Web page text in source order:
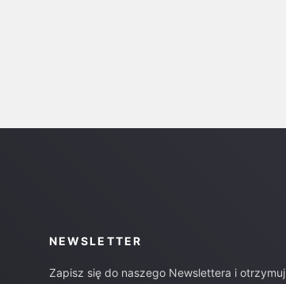
NEWSLETTER
Zapisz się do naszego Newslettera i otrzymuj